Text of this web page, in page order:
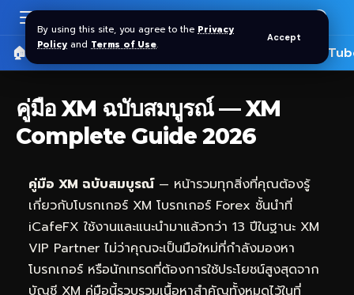
By using this site, you agree to the Privacy
Policy and Terms of Use.
Accept
🏠 หน้าแรก ราคาทอง SPDR 🎬
คู่มือ XM ฉบับสมบูรณ์ — XM
Complete Guide 2026
คู่มือ XM ฉบับสมบูรณ์— หน้ารวมทุกสิ่งที่คุณต้องรู้
เกี่ยวกับโบรกเกอร์ XM โบรกเกอร์ Forex ชั้นนำที่
iCafeFX ใช้งานและแนะนำมาแล้วกว่า 13 ปีในฐานะ XM
VIP Partner ไม่ว่าคุณจะเป็นมือใหม่ที่กำลังมองหา
โบรกเกอร์ หรือนักเทรดที่ต้องการใช้ประโยชน์สูงสุดจาก
บัญชี XM คู่มือนี้รวบรวมเนื้อหาสำคัญทั้งหมดไว้ในที่